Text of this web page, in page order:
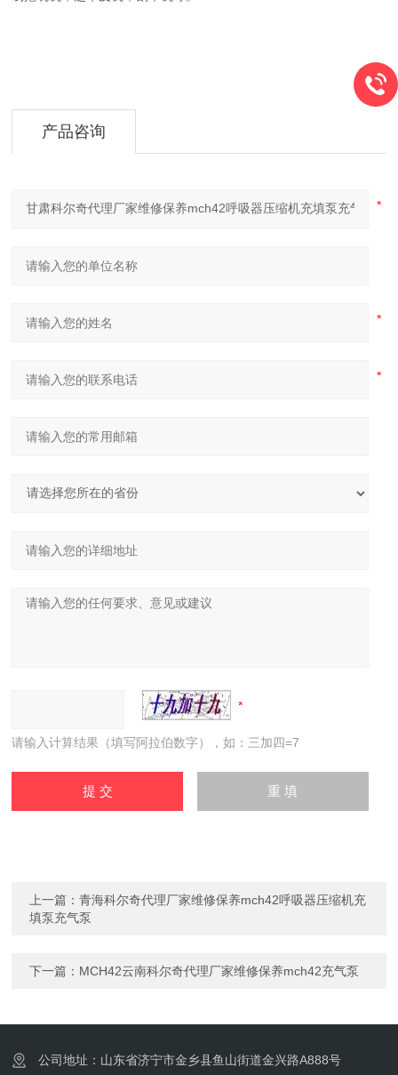
产品咨询
请输入计算结果（填写阿拉伯数字），如：三加四=7
上一篇：青海科尔奇代理厂家维修保养mch42呼吸器压缩机充
填泵充气泵
下一篇： MCH42云南科尔奇代理厂家维修保养mch42充气泵
公司地址：山东省济宁市金乡县鱼山街道金兴路A888号